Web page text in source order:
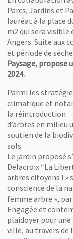
Parcs, Jardins et
lauréat à la place
m2 qui sera visible
Angers. Suite aux
et période de
Paysage, propose
2024.
Parmi les
climatique et
la réintroduction
d’arbres en milieu
soutien de la
sols.
Le jardin proposé
Delacroix “La
arbres citoyens ! »
conscience de la
femme arbre »,
Engagée et
plaidoyer pour
ville, au travers de